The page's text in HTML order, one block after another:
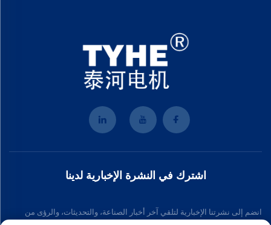
اشترك في النشرة الإخبارية لدينا
انضم إلى نشرتنا الإخبارية لتلقي آخر أخبار الصناعة، والتحديثات، والرؤى من